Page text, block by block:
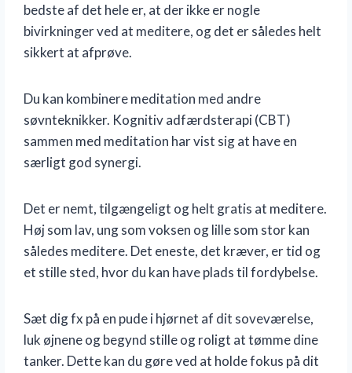
bedste af det hele er, at der ikke er nogle
bivirkninger ved at meditere, og det er således helt
sikkert at afprøve.
Du kan kombinere meditation med andre
søvnteknikker. Kognitiv adfærdsterapi (CBT)
sammen med meditation har vist sig at have en
særligt god synergi.
Det er nemt, tilgængeligt og helt gratis at meditere.
Høj som lav, ung som voksen og lille som stor kan
således meditere. Det eneste, det kræver, er tid og
et stille sted, hvor du kan have plads til fordybelse.
Sæt dig fx på en pude i hjørnet af dit soveværelse,
luk øjnene og begynd stille og roligt at tømme dine
tanker. Dette kan du gøre ved at holde fokus på dit